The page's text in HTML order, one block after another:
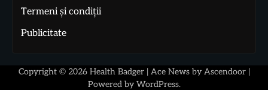
Termeni și condiții
Publicitate
Copyright © 2026 Health Badger| Ace News by Ascendoor|
Powered by WordPress.